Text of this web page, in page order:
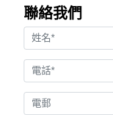
聯絡我們